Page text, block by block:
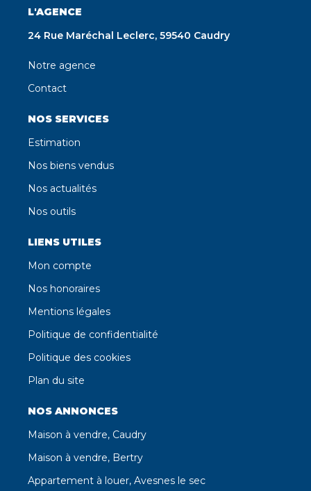
L'AGENCE
24 Rue Maréchal Leclerc, 59540 Caudry
Notre agence
Contact
NOS SERVICES
Estimation
Nos biens vendus
Nos actualités
Nos outils
LIENS UTILES
Mon compte
Nos honoraires
Mentions légales
Politique de confidentialité
Politique des cookies
Plan du site
NOS ANNONCES
Maison à vendre, Caudry
Maison à vendre, Bertry
Appartement à louer, Avesnes le sec